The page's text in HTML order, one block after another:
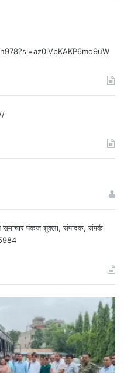
समाचार पंकज शुक्ला, संपादक, संपर्क